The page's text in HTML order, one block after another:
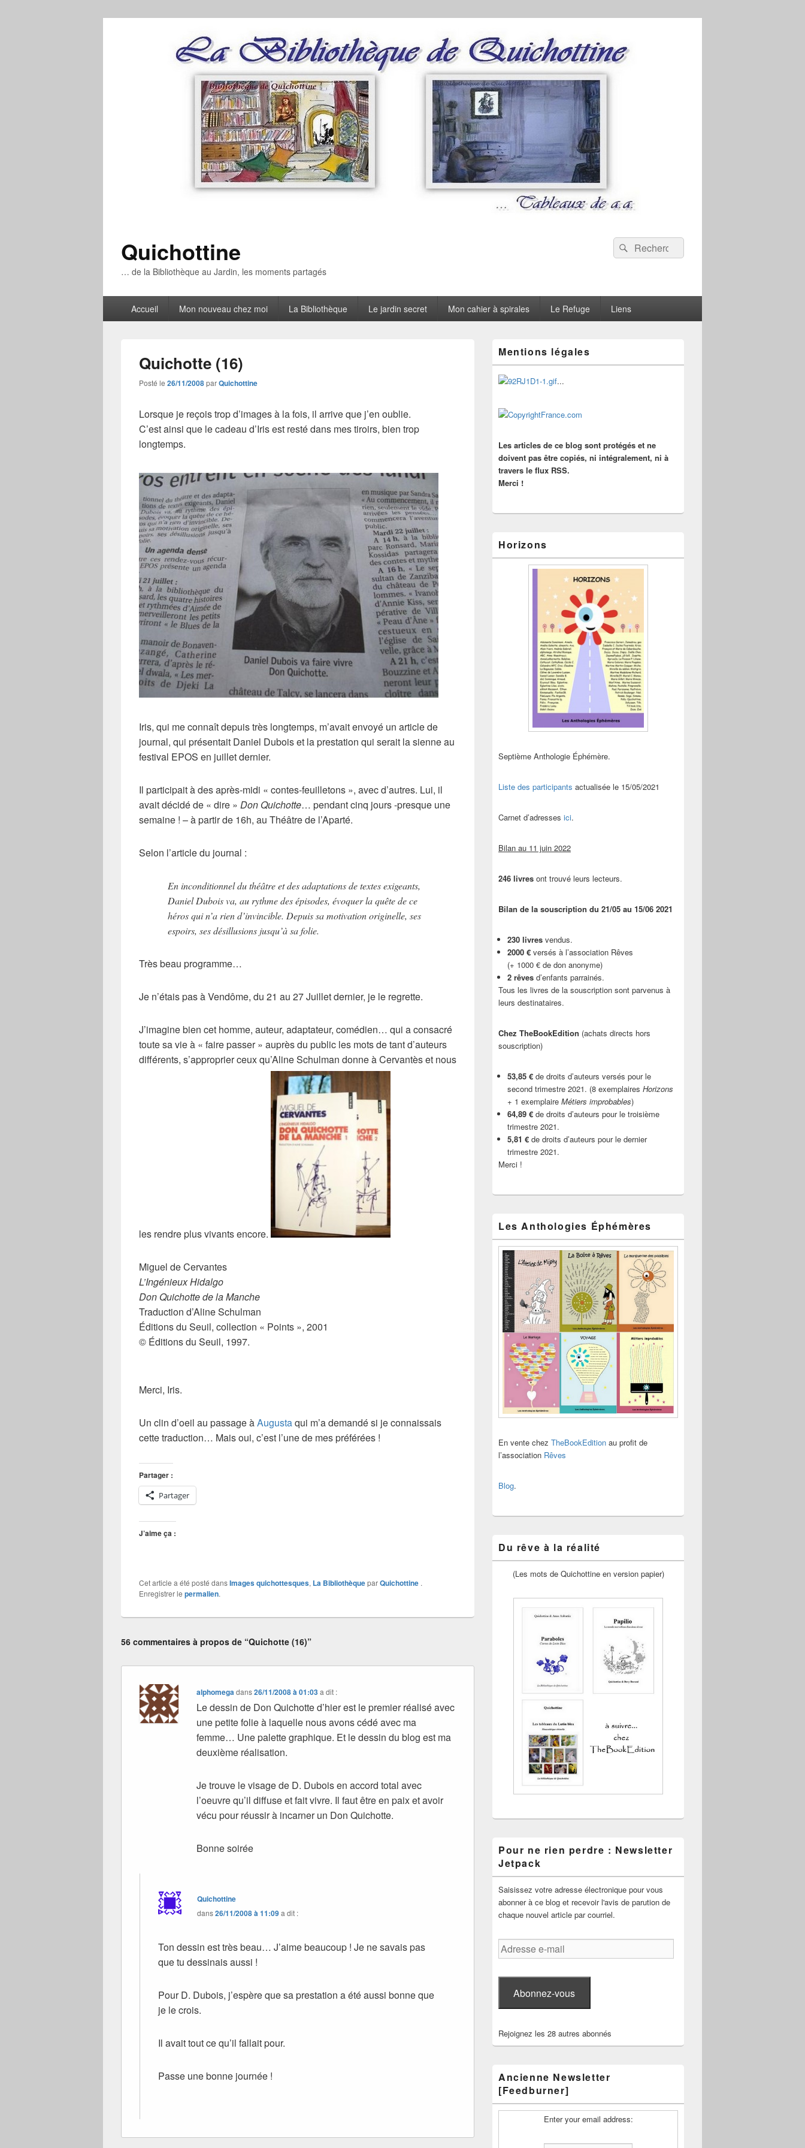
Quichottine
… de la Bibliothèque au Jardin, les moments partagés
Recherche :
Rechercher
principalAccueil Mon nouveau chez moi La Bibliothèque Le jardin secret Mon cahier à spirales Le Refuge Liens
Quichotte (16)
Posté le 26/11/2008parQuichottine
Lorsque je reçois trop d’images à la fois, il arrive que j’en oublie.
C’est ainsi que le cadeau d’Iris est resté dans mes tiroirs, bien trop
longtemps.
Iris, qui me connaît depuis très longtemps, m’avait envoyé un article de
journal, qui présentait Daniel Duboiset la prestation qui serait la sienne au
festival EPOS en juillet dernier.
Il participait à des après-midi « contes-feuilletons », avec d’autres. Lui, il
avait décidé de « dire » Don Quichotte… pendant cinq jours -presque une
semaine ! – à partir de 16h, au Théâtre de l’Aparté.
Selon l’article du journal :
En inconditionnel du théâtre et des adaptations de textes exigeants,
Daniel Dubois va, au rythme des épisodes, évoquer la quête de ce
héros qui n’a rien d’invincible. Depuis sa motivation originelle, ses
espoirs, ses désillusions jusqu’à sa folie.
Très beau programme…
Je n’étais pas àVendôme, du 21 au 27 Juillet dernier, je le regrette.
J’imagine bien cet homme, auteur, adaptateur, comédien… qui a consacré
toute sa vie à « faire passer » auprès du public les mots de tant d’auteurs
différents, s’approprier ceux qu’Aline Schulman donne àCervantèset nous
les rendre plus vivants encore.
Miguel de Cervantes
L’Ingénieux Hidalgo
Don Quichotte de la Manche
Traduction d’Aline Schulman
Éditions du Seuil, collection « Points », 2001
© Éditions du Seuil, 1997.
Merci, Iris.
Un clin d’oeil au passage àAugustaqui m’a demandé si je connaissais
cette traduction… Mais oui, c’est l’une de mes préférées !
Partager :
Partager
J’aime ça :
Cet article a été posté dansImages quichottesques, La BibliothèqueparQuichottine .
Enregistrer le permalien.
56 commentaires à propos de “Quichotte (16)”
alphomegadans26/11/2008 à 01:03a dit :
Le dessin de Don Quichotte d’hier est le premier réalisé avec
une petite folie à laquelle nous avons cédé avec ma
femme… Une palette graphique. Et le dessin du blog est ma
deuxième réalisation.
Je trouve le visage de D. Dubois en accord total avec
l’oeuvre qu’il diffuse et fait vivre. Il faut être en paix et avoir
vécu pour réussir à incarner un Don Quichotte.
Bonne soirée
Quichottine
dans26/11/2008 à 11:09a dit :
Ton dessin est très beau… J’aime beaucoup ! Je ne savais pas
que tu dessinais aussi !
Pour D. Dubois, j’espère que sa prestation a été aussi bonne que
je le crois.
Il avait tout ce qu’il fallait pour.
Passe une bonne journée !
principale
de
widget
pour
barre
latérale
Mentions légales
...
Les articles de ce blog sont protégés et ne
doivent pas être copiés, ni intégralement, ni à
travers le flux RSS.
Merci !
Horizons
Septième Anthologie Éphémère.
Liste des participants actualisée le 15/05/2021
Carnet d’adresses ici.
Bilan au 11 juin 2022
246 livres ont trouvé leurs lecteurs.
Bilan de la souscription du 21/05 au 15/06 2021
230 livres vendus.
2000 € versés à l’association Rêves
(+ 1000 € de don anonyme)
2 rêves d’enfants parrainés.
Tous les livres de la souscription sont parvenus à
leurs destinataires.
Chez TheBookEdition (achats directs hors
souscription)
53,85 € de droits d’auteurs versés pour le
second trimestre 2021. (8 exemplaires Horizons
+ 1 exemplaire Métiers improbables)
64,89 € de droits d’auteurs pour le troisième
trimestre 2021.
5,81 € de droits d’auteurs pour le dernier
trimestre 2021.
Merci !
Les Anthologies Éphémères
En vente chez TheBookEdition au profit de
l’association Rêves
Blog.
Du rêve à la réalité
(Les mots de Quichottine en version papier)
Pour ne rien perdre : Newsletter
Jetpack
Saisissez votre adresse électronique pour vous
abonner à ce blog et recevoir l'avis de parution de
chaque nouvel article par courriel.
Adresse
e-
Abonnez-vous
Rejoignez les 28 autres abonnés
Ancienne Newsletter
[Feedburner]
Enter your email address: